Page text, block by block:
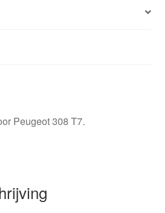
Peugeot 308 T7.